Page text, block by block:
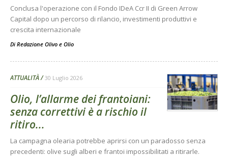
Conclusa l'operazione con il Fondo IDeA Ccr II di Green Arrow
Capital dopo un percorso di rilancio, investimenti produttivi e
crescita internazionale
Di Redazione Olivo e Olio
ATTUALITÀ 30 Luglio 2026
Olio, l’allarme dei frantoiani:
senza correttivi è a rischio il
ritiro...
La campagna olearia potrebbe aprirsi con un paradosso senza
precedenti: olive sugli alberi e frantoi impossibilitati a ritirarle.